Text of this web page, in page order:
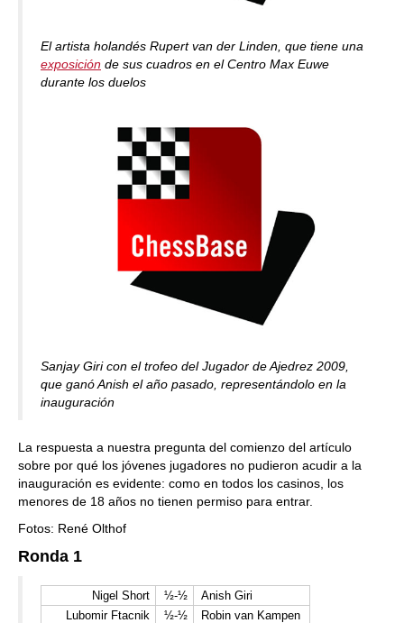
El artista holandés Rupert van der Linden, que tiene una
exposición de sus cuadros en el Centro Max Euwe
durante los duelos
Sanjay Giri con el trofeo del Jugador de Ajedrez 2009,
que ganó Anish el año pasado, representándolo en la
inauguración
La respuesta a nuestra pregunta del comienzo del artículo
sobre por qué los jóvenes jugadores no pudieron acudir a la
inauguración es evidente: como en todos los casinos, los
menores de 18 años no tienen permiso para entrar.
Fotos: René Olthof
Ronda 1
Nigel Short ½-½
Anish Giri
Lubomir Ftacnik
½-½
Robin van Kampen